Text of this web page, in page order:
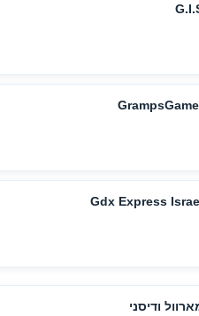
Gdx Express
ודיסני